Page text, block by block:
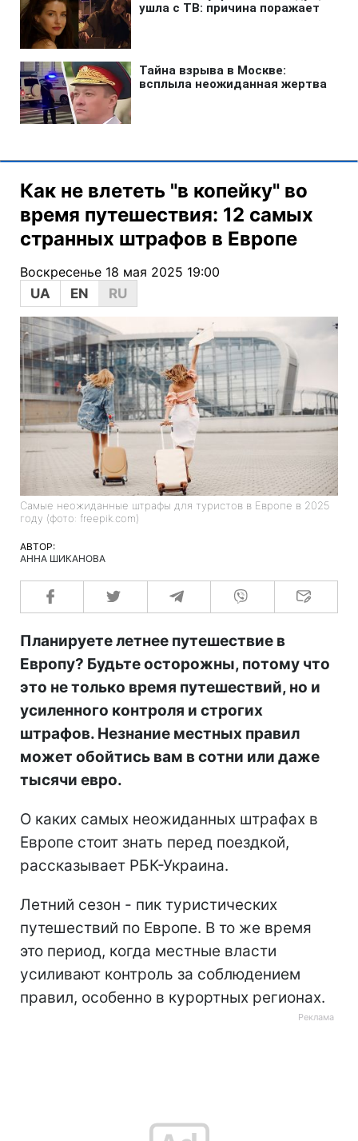
Как не влететь "в копейку" во
время путешествия: 12 самых
странных штрафов в Европе
Воскресенье 18 мая 2025 19:00
UA
EN RU
Самые неожиданные штрафы для туристов в Европе в 2025
году (фото: freepik.com)
АВТОР:
АННА ШИКАНОВА
Планируете летнее путешествие в
Европу? Будьте осторожны, потому что
это не только время путешествий, но и
усиленного контроля и строгих
штрафов. Незнание местных правил
может обойтись вам в сотни или даже
тысячи евро.
О каких самых неожиданных штрафах в
Европе стоит знать перед поездкой,
рассказывает РБК-Украина.
Летний сезон - пик туристических
путешествий по Европе. В то же время
это период, когда местные власти
усиливают контроль за соблюдением
правил, особенно в курортных регионах.